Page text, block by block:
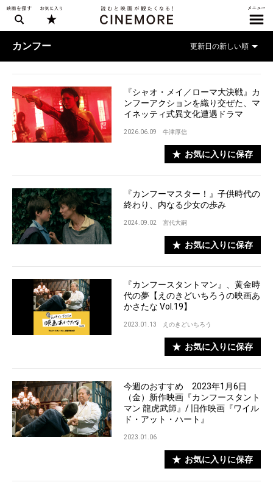
カンフー
『シャオ・メイ／ローマ大決戦』カ
ンフーアクションを織り交ぜた、マ
イネッティ式異文化遭遇ドラマ
2026.06.09 牛津厚信
お気に入りに保存
『カンフーマスター！』子供時代の
終わり、内なる少女の歩み
2024.09.02 宮代大嗣
お気に入りに保存
『カンフースタントマン』、黄金時
代の夢【えのきどいちろうの映画あ
かさたな Vol.19】
2023.01.13 えのきどいちろう
お気に入りに保存
今週のおすすめ 2023年1月6日
（金）新作映画『カンフースタント
マン 龍虎武師』/ 旧作映画『ワイル
ド・アット・ハート』
2023.01.06
お気に入りに保存